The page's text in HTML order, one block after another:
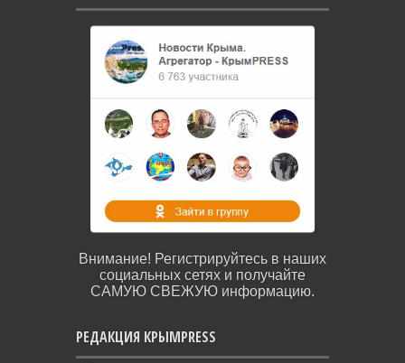
Внимание! Регистрируйтесь в наших
социальных сетях и получайте
САМУЮ СВЕЖУЮ информацию.
РЕДАКЦИЯ КРЫМPRESS